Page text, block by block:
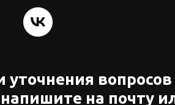
уточнения вопросов
на почту